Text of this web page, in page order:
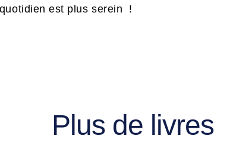
est plus serein !
Plus de livres